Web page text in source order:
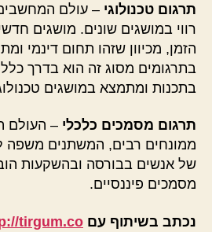
תרגום טכנולוגי – עולם
רווי במושגים שונים. מושגים
הזמן, מכיוון שזהו תחום דינמי
בתרגומים מסוג זה הוא בדרך
בתכנות ומתמצא במושגים
תרגום מסמכים כלכלי – העולם
ממונחים רבים, המשתנים משפה
של אנשים בבורסה ובהשקעות
מסמכים פיננסיים.
נכתב בשיתוף עם tirgum.co/